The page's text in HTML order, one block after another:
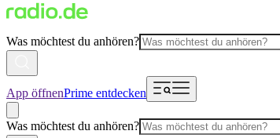
Was möchtest du anhören?
App öffnenPrime entdecken
Was möchtest du anhören?